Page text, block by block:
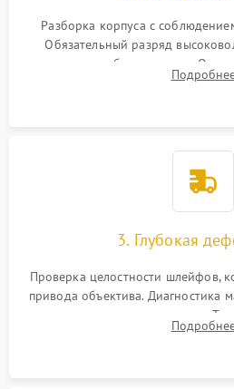
Разборка корпуса с
Обязательный разряд
вспышки для безопасности.
пыли, песка и следов влаги с
3. Глубокая
Проверка целостности шлейфов,
привода объектива. Диагностика
питания и картоприемника.
затвора и блока